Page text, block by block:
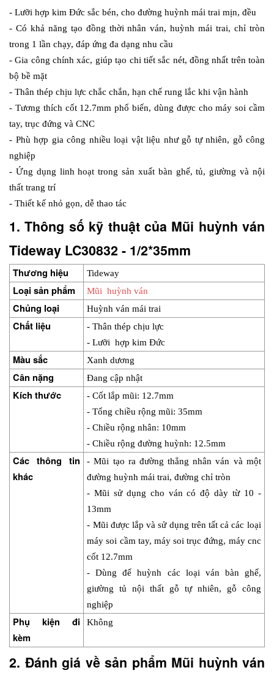
- Lưỡi hợp kim Đức sắc bén, cho đường huỳnh mái trai mịn, đều
- Có khả năng tạo đồng thời nhân ván, huỳnh mái trai, chỉ tròn
trong 1 lần chạy, đáp ứng đa dạng nhu cầu
- Gia công chính xác, giúp tạo chi tiết sắc nét, đồng nhất trên toàn
bộ bề mặt
- Thân thép chịu lực chắc chắn, hạn chế rung lắc khi vận hành
- Tương thích cốt 12.7mm phổ biến, dùng được cho máy soi cầm
tay, trục đứng và CNC
- Phù hợp gia công nhiều loại vật liệu như gỗ tự nhiên, gỗ công
nghiệp
- Ứng dụng linh hoạt trong sản xuất bàn ghế, tủ, giường và nội
thất trang trí
- Thiết kế nhỏ gọn, dễ thao tác
1. Thông số kỹ thuật của Mũi huỳnh ván
Tideway LC30832 - 1/2*35mm
Thương hiệu Tideway
Loại sản phẩm Mũi  huỳnh ván
Chủng loại Huỳnh ván mái trai
Chất liệu
- Thân thép chịu lực
- Lưỡi  hợp kim Đức
Màu sắc Xanh dương
Cân nặng Đang cập nhật
Kích thước
- Cốt lắp mũi: 12.7mm
- Tổng chiều rộng mũi: 35mm
- Chiều rộng nhân: 10mm
- Chiều rộng đường huỳnh: 12.5mm
Các thông tin
khác
- Mũi tạo ra đường thẳng nhân ván và một
đường huỳnh mái trai, đường chỉ tròn
- Mũi sử dụng cho ván có độ dày từ 10 -
13mm
- Mũi được lắp và sử dụng trên tất cả các loại
máy soi cầm tay, máy soi trục đứng, máy cnc
cốt 12.7mm
- Dùng để huỳnh các loại ván bàn ghế,
giường tủ nội thất gỗ tự nhiên, gỗ công
nghiệp
Phụ kiện đi
kèm
Không
2. Đánh giá về sản phẩm Mũi huỳnh ván